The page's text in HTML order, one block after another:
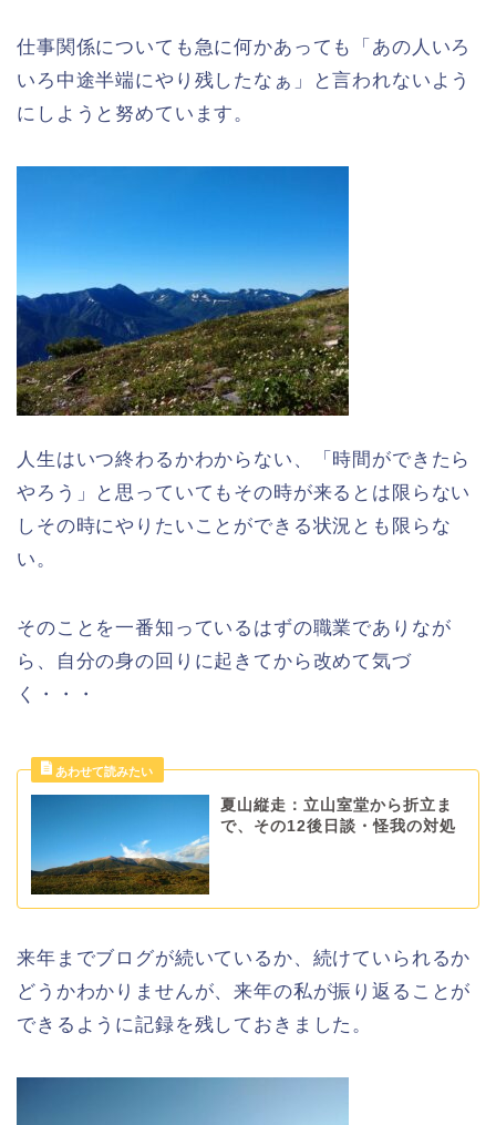
仕事関係についても急に何かあっても「あの人いろ
いろ中途半端にやり残したなぁ」と言われないよう
にしようと努めています。
人生はいつ終わるかわからない、「時間ができたら
やろう」と思っていてもその時が来るとは限らない
しその時にやりたいことができる状況とも限らな
い。
そのことを一番知っているはずの職業でありなが
ら、自分の身の回りに起きてから改めて気づ
く・・・
夏山縦走：立山室堂から折立ま
で、その12後日談・怪我の対処
来年までブログが続いているか、続けていられるか
どうかわかりませんが、来年の私が振り返ることが
できるように記録を残しておきました。